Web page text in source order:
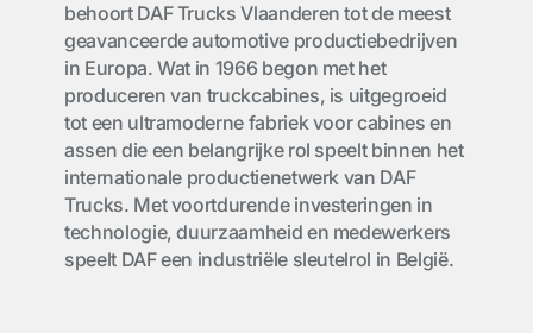
behoort DAF Trucks Vlaanderen tot de meest
geavanceerde automotive productiebedrijven
in Europa. Wat in 1966 begon met het
produceren van truckcabines, is uitgegroeid
tot een ultramoderne fabriek voor cabines en
assen die een belangrijke rol speelt binnen het
internationale productienetwerk van DAF
Trucks. Met voortdurende investeringen in
technologie, duurzaamheid en medewerkers
speelt DAF een industriële sleutelrol in België.